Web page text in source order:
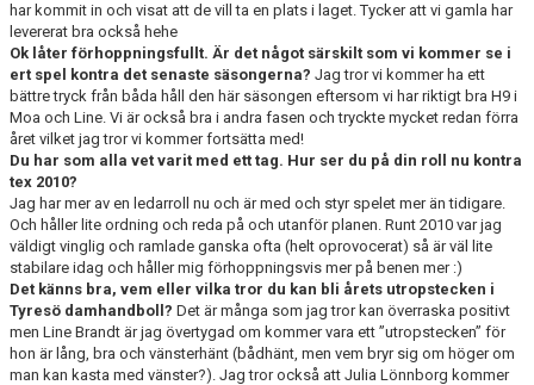
har kommit in och visat att de vill ta en plats i laget. Tycker att vi gamla har
levererat bra också hehe
Ok låter förhoppningsfullt. Är det något särskilt som vi kommer se i
ert spel kontra det senaste säsongerna? Jag tror vi kommer ha ett
bättre tryck från båda håll den här säsongen eftersom vi har riktigt bra H9 i
Moa och Line. Vi är också bra i andra fasen och tryckte mycket redan förra
året vilket jag tror vi kommer fortsätta med!
Du har som alla vet varit med ett tag. Hur ser du på din roll nu kontra
tex 2010?
Jag har mer av en ledarroll nu och är med och styr spelet mer än tidigare.
Och håller lite ordning och reda på och utanför planen. Runt 2010 var jag
väldigt vinglig och ramlade ganska ofta (helt oprovocerat) så är väl lite
stabilare idag och håller mig förhoppningsvis mer på benen mer :)
Det känns bra, vem eller vilka tror du kan bli årets utropstecken i
Tyresö damhandboll? Det är många som jag tror kan överraska positivt
men Line Brandt är jag övertygad om kommer vara ett ”utropstecken” för
hon är lång, bra och vänsterhänt (bådhänt, men vem bryr sig om höger om
man kan kasta med vänster?). Jag tror också att Julia Lönnborg kommer